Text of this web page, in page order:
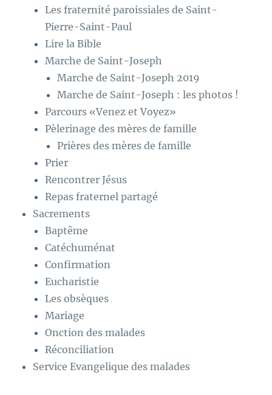
Les fraternité paroissiales de Saint-
Pierre-Saint-Paul
Lire la Bible
Marche de Saint-Joseph
Marche de Saint-Joseph 2019
Marche de Saint-Joseph : les photos !
Parcours «Venez et Voyez»
Pèlerinage des mères de famille
Prières des mères de famille
Prier
Rencontrer Jésus
Repas fraternel partagé
Sacrements
Baptême
Catéchuménat
Confirmation
Eucharistie
Les obsèques
Mariage
Onction des malades
Réconciliation
Service Evangelique des malades